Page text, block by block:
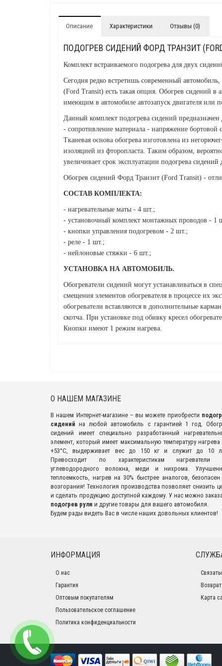
Описание Характеристики Отзывы (0)
ПОДОГРЕВ СИДЕНИЙ ФОРД ТРАНЗИТ
Комплект встраиваемого подогрева для двух
Сегодня редко встретишь современный
(Ford Transit) есть такая опция. Обогрев сидений
имеющим в автомобиле автозапуск двигателя или
Данный комплект подогрева сидений
- сопротивление материала - напряжение бортовой
Тканевая основа обогрева изготовлена из
изоляцией из фторопласта. Таким образом,
увеличивает срок эксплуатации подогрева сидений
Обогрев сидений Форд Транзит (Ford Transit) -
СОСТАВ КОМПЛЕКТА:
- нагревательные маты - 4 шт.;
- установочный комплект монтажных проводов - 1
- кнопки управления подогревом - 2 шт.;
- реле - 1 шт.;
- нейлоновые стяжки - 6 шт.;
УСТАНОВКА НА АВТОМОБИЛЬ.
Обогреватели сидений могут устанавливаться в
смещения элементов обогревателя в процессе их
обогреватели вставляются в дополнительные
скотча. При установке под обивку кресел
Кнопки имеют 1 режим нагрева.
О НАШЕМ МАГАЗИНЕ
В нашем Интернет-магазине – вы можете приобрести
сидений на любой автомобиль с гарантией 1 год.
сидений имеет специально разработанный
элемент, который имеет максимальную температуру нагрева
+53°С, выдерживает вес до 150 кг и служит до 10
Превосходит по характеристикам нагреватели
углеводородного волокна, меди и нихрома.
теплоемкость, нагрев на 30% быстрее аналогов, безопасен
возгорания! Технология производства позволяет снизить
и сделать продукцию доступной каждому. У нас можно
подогрев руля и другие товары для вашего автомобиля.
Будем рады видеть Вас в числе наших довольных клиентов!
ИНФОРМАЦИЯ
О нас
Гарантия
Оптовым покупателям
Пользовательское соглашение
Политика конфиденциальности
Карта